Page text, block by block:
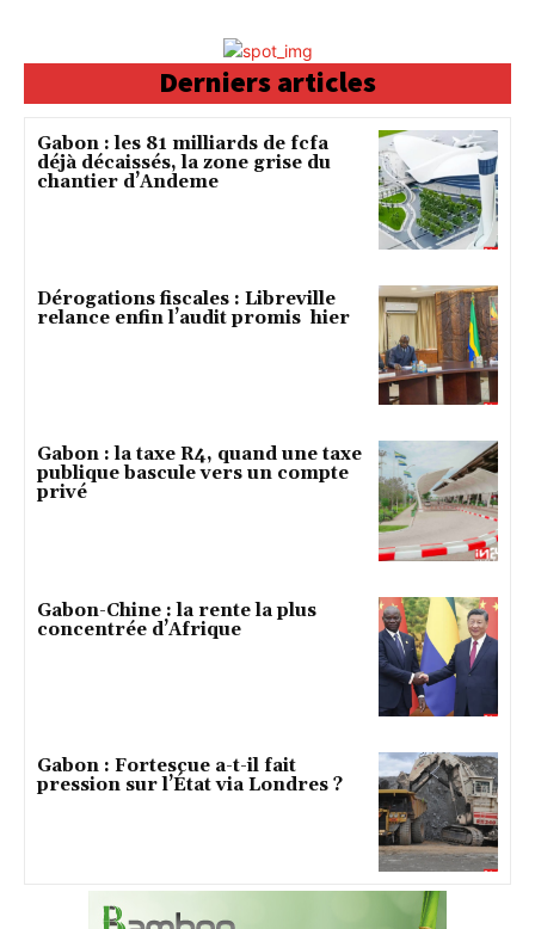
Derniers articles
Gabon : les 81 milliards de fcfa
déjà décaissés, la zone grise du
chantier d’Andeme
Dérogations fiscales : Libreville
relance enfin l’audit promis hier
Gabon : la taxe R4, quand une taxe
publique bascule vers un compte
privé
Gabon-Chine : la rente la plus
concentrée d’Afrique
Gabon : Fortescue a-t-il fait
pression sur l’État via Londres ?